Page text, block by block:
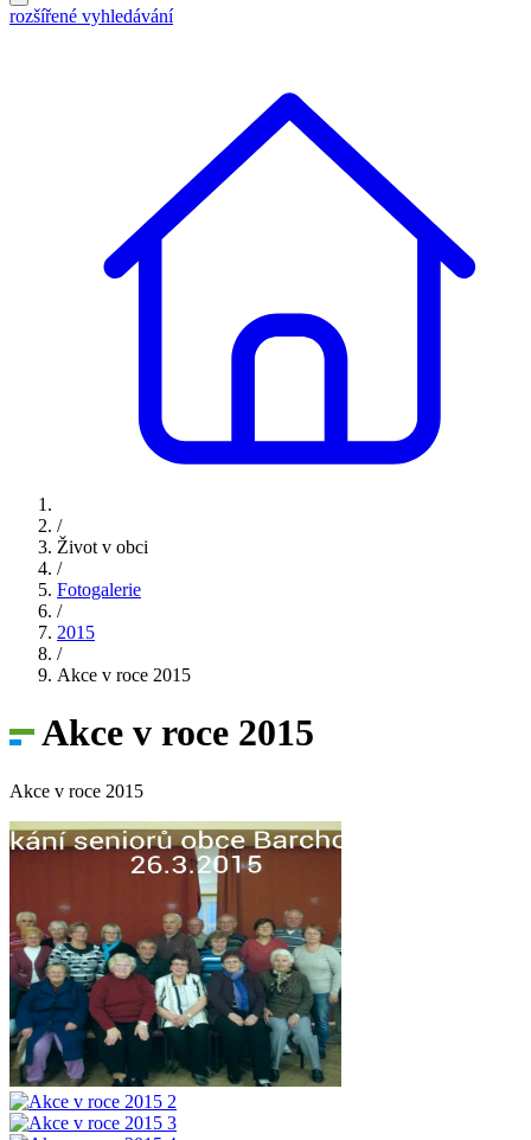
rozšířené vyhledávání
/
Život v obci
/
Fotogalerie
/
2015
/
Akce v roce 2015
Akce v roce 2015
Akce v roce 2015